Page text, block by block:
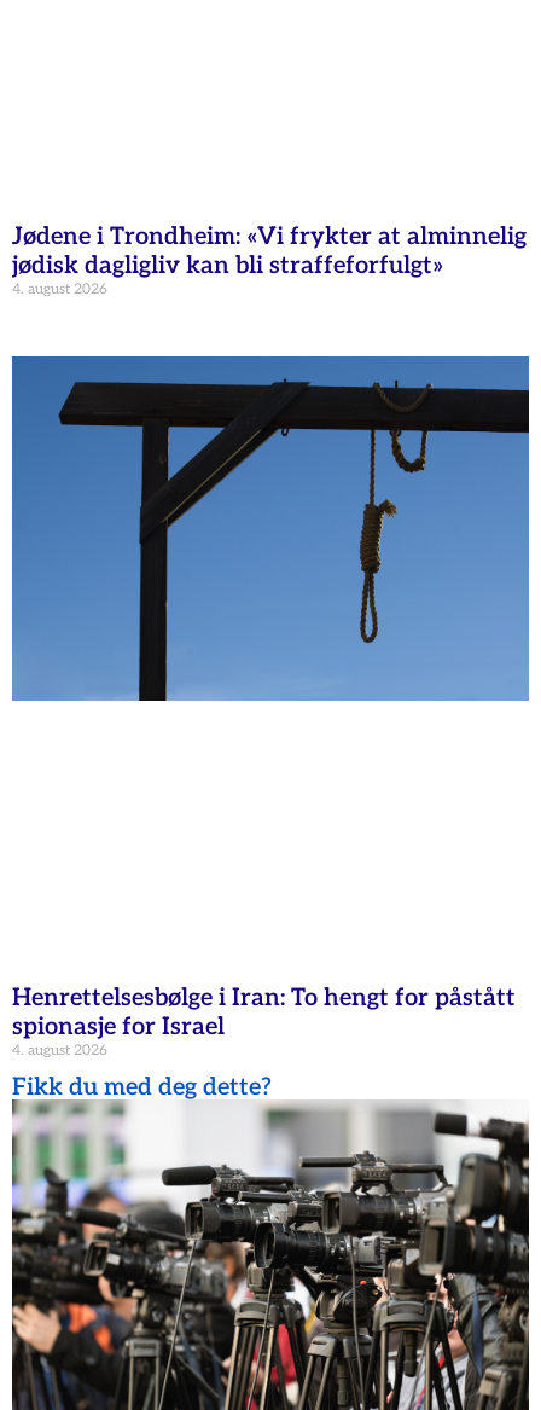
Jødene i Trondheim: «Vi frykter at alminnelig
jødisk dagligliv kan bli straffeforfulgt»
4. august 2026
Henrettelsesbølge i Iran: To hengt for påstått
spionasje for Israel
4. august 2026
Fikk du med deg dette?